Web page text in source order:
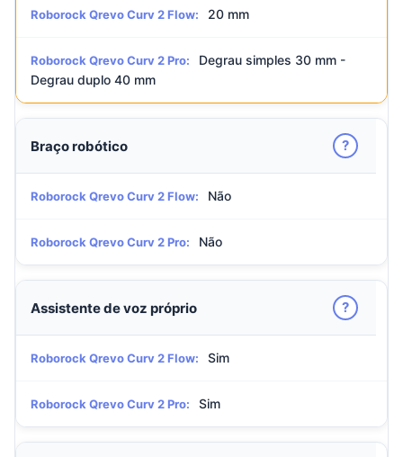
Roborock Qrevo Curv 2 Flow: 20 mm
Roborock Qrevo Curv 2 Pro:
Degrau simples 30 mm -
Degrau duplo 40 mm
Braço robótico ?
Roborock Qrevo Curv 2 Flow: Não
Roborock Qrevo Curv 2 Pro: Não
Assistente de voz próprio ?
Roborock Qrevo Curv 2 Flow: Sim
Roborock Qrevo Curv 2 Pro: Sim